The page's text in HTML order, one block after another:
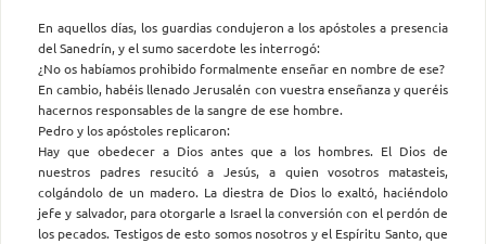
En aquellos días, los guardias condujeron a los apóstoles a presencia
del Sanedrín, y el sumo sacerdote les interrogó:
¿No os habíamos prohibido formalmente enseñar en nombre de ese?
En cambio, habéis llenado Jerusalén con vuestra enseñanza y queréis
hacernos responsables de la sangre de ese hombre.
Pedro y los apóstoles replicaron:
Hay que obedecer a Dios antes que a los hombres. El Dios de
nuestros padres resucitó a Jesús, a quien vosotros matasteis,
colgándolo de un madero. La diestra de Dios lo exaltó, haciéndolo
jefe y salvador, para otorgarle a Israel la conversión con el perdón de
los pecados. Testigos de esto somos nosotros y el Espíritu Santo, que